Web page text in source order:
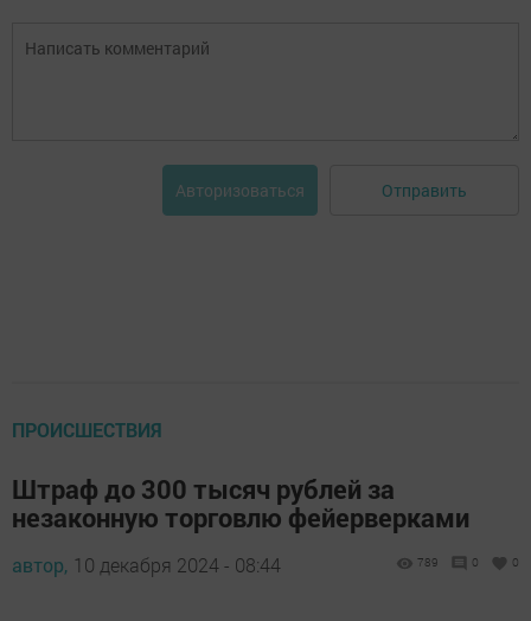
Авторизоваться Отправить
ПРОИСШЕСТВИЯ
Штраф до 300 тысяч рублей за
незаконную торговлю фейерверками
автор, 10 декабря 2024 - 08:44 789 0 0